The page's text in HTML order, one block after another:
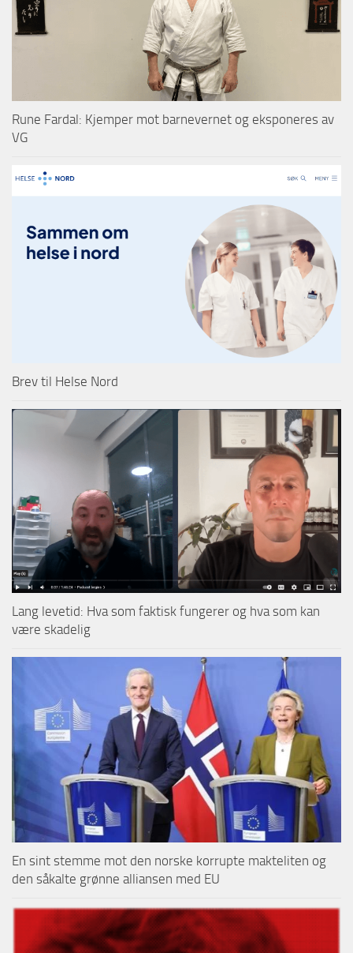
Rune Fardal: Kjemper mot barnevernet og eksponeres av
VG
Brev til Helse Nord
Lang levetid: Hva som faktisk fungerer og hva som kan
være skadelig
En sint stemme mot den norske korrupte makteliten og
den såkalte grønne alliansen med EU